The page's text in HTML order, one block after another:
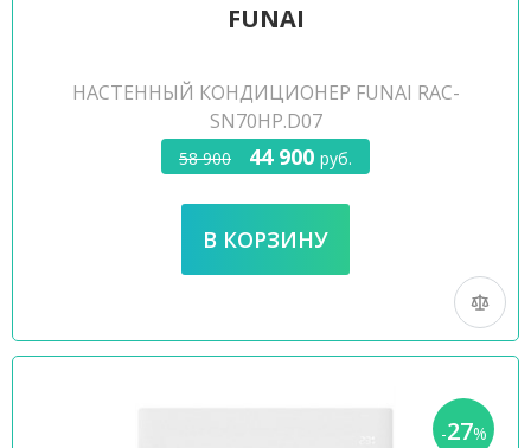
FUNAI
НАСТЕННЫЙ КОНДИЦИОНЕР FUNAI RAC-
SN70HP.D07
58 900 44 900 руб.
-27%